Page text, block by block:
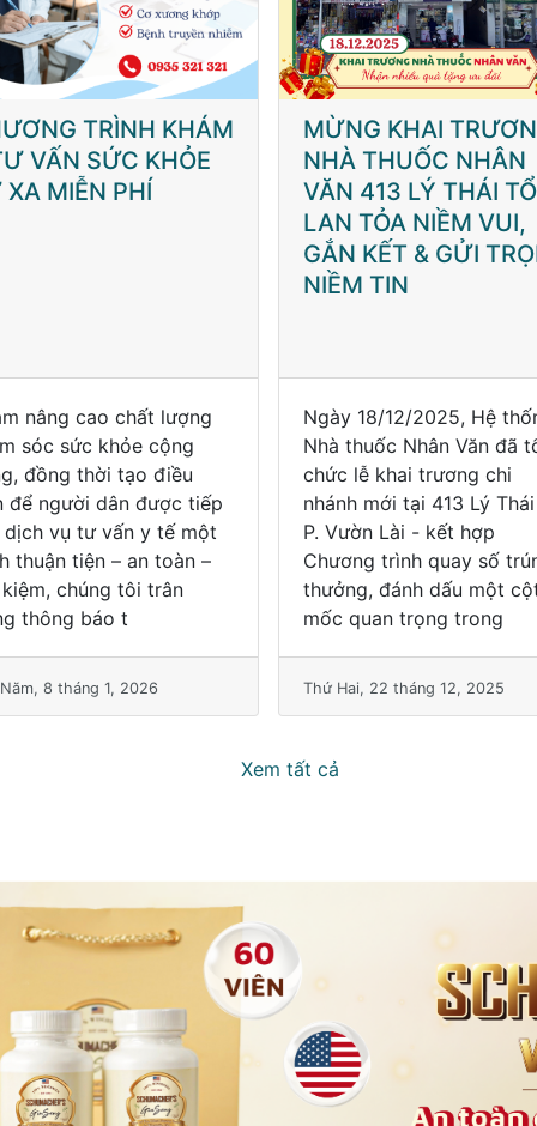
KHAI TRƯƠNG
THUỐC NHÂN
413 LÝ THÁI TỔ –
18/12/2025, Hệ thống
thuốc Nhân Văn đã tổ
lễ khai trương chi
mới tại 413 Lý Thái Tổ,
Lài - kết hợp
trình quay số trúng
đánh dấu một cột
quan trọng trong
22 tháng 12, 2025
⚠️BỆNH TAY CHÂN
MIỆNG – NHỮNG
CẦN BIẾT
Gần đây, số ca tay chân
miệng tại TP.HCM tăng
mạnh, đặc biệt ghi nhận
- tác nhân liên quan
nặng. Dù chưa có ca tử
vong, cha mẹ vẫn cần
dõi trẻ 7–10 ngày đầu
sát.
Thứ Ba, 16 tháng 12, 2025
Xem tất cả